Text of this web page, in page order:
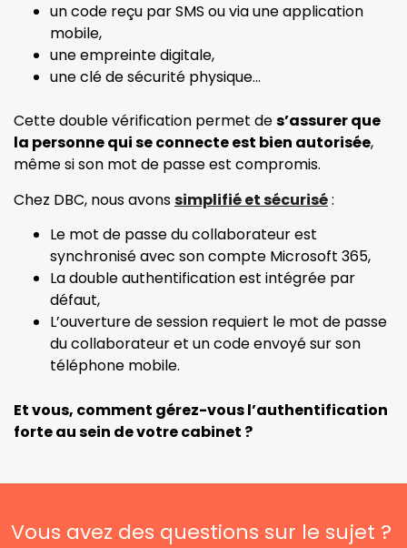
un code reçu par SMS ou via une application
mobile,
une empreinte digitale,
une clé de sécurité physique…
Cette double vérification permet des’assurer que
la personne qui se connecte est bien autorisée,
même si son mot de passe est compromis.
Chez DBC, nous avonssimplifié et sécurisé:
Le mot de passe du collaborateur est
synchronisé avec son compte Microsoft 365,
La double authentification est intégrée par
défaut,
L’ouverture de session requiert le mot de passe
du collaborateur et un code envoyé sur son
téléphone mobile.
Et vous, comment gérez-vous l’authentification
forte au sein de votre cabinet ?
Vous avez des questions sur le sujet ?